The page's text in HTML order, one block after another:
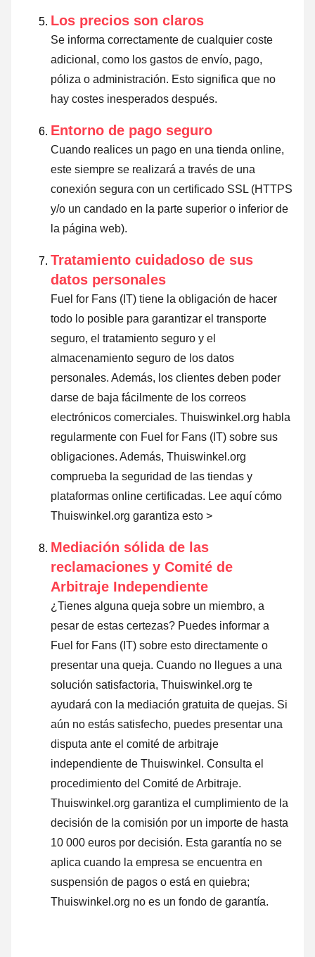
Los precios son claros
Se informa correctamente de cualquier coste
adicional, como los gastos de envío, pago,
póliza o administración. Esto significa que no
hay costes inesperados después.
Entorno de pago seguro
Cuando realices un pago en una tienda online,
este siempre se realizará a través de una
conexión segura con un certificado SSL (HTTPS
y/o un candado en la parte superior o inferior de
la página web).
Tratamiento cuidadoso de sus
datos personales
Fuel for Fans (IT) tiene la obligación de hacer
todo lo posible para garantizar el transporte
seguro, el tratamiento seguro y el
almacenamiento seguro de los datos
personales. Además, los clientes deben poder
darse de baja fácilmente de los correos
electrónicos comerciales. Thuiswinkel.org habla
regularmente con Fuel for Fans (IT) sobre sus
obligaciones. Además, Thuiswinkel.org
comprueba la seguridad de las tiendas y
plataformas online certificadas. Lee aquí cómo
Thuiswinkel.org garantiza esto >
Mediación sólida de las
reclamaciones y Comité de
Arbitraje Independiente
¿Tienes alguna queja sobre un miembro, a
pesar de estas certezas? Puedes informar a
Fuel for Fans (IT) sobre esto directamente o
presentar una queja. Cuando no llegues a una
solución satisfactoria, Thuiswinkel.org te
ayudará con la mediación gratuita de quejas. Si
aún no estás satisfecho, puedes presentar una
disputa ante el comité de arbitraje
independiente de Thuiswinkel. Consulta el
procedimiento del Comité de Arbitraje.
Thuiswinkel.org garantiza el cumplimiento de la
decisión de la comisión por un importe de hasta
10 000 euros por decisión. Esta garantía no se
aplica cuando la empresa se encuentra en
suspensión de pagos o está en quiebra;
Thuiswinkel.org no es un fondo de garantía.